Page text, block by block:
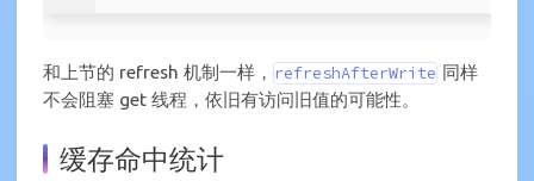
和上节的 refresh 机制一样， refreshAfterWrite 同样
不会阻塞 get 线程，依旧有访问旧值的可能性。
缓存命中统计